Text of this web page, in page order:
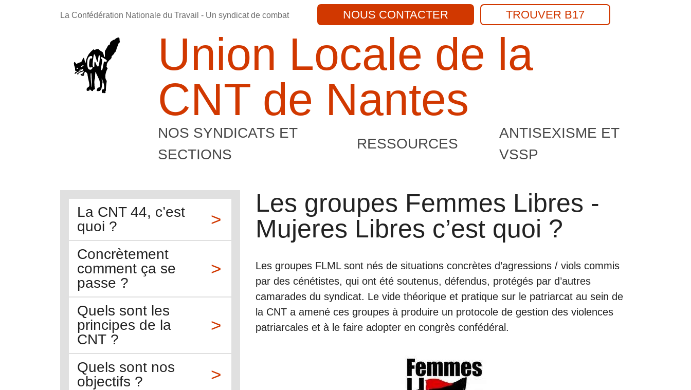
La Confédération Nationale du Travail - Un syndicat de combat NOUS CONTACTER TROUVER B17
Union Locale de la
CNT de Nantes
NOS SYNDICATS ET
SECTIONS
RESSOURCES
ANTISEXISME ET
VSSP
La CNT 44, c’est
quoi ?
Concrètement
comment ça se
passe ?
Quels sont les
principes de la
CNT ?
Quels sont nos
objectifs ?
Les groupes Femmes Libres -
Mujeres Libres c’est quoi ?
Les groupes FLML sont nés de situations concrètes d’agressions / viols commis
par des cénétistes, qui ont été soutenus, défendus, protégés par d’autres
camarades du syndicat. Le vide théorique et pratique sur le patriarcat au sein de
la CNT a amené ces groupes à produire un protocole de gestion des violences
patriarcales et à le faire adopter en congrès confédéral.